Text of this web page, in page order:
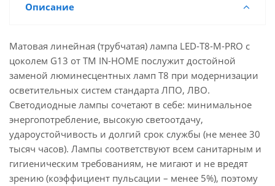
Описание
Матовая линейная (трубчатая) лампа LED-T8-М-PRO с
цоколем G13 от ТМ IN-HOME послужит достойной
заменой люминесцентных ламп Т8 при модернизации
осветительных систем стандарта ЛПО, ЛВО.
Светодиодные лампы сочетают в себе: минимальное
энергопотребление, высокую светоотдачу,
удароустойчивость и долгий срок службы (не менее 30
тысяч часов). Лампы соответствуют всем санитарным и
гигиеническим требованиям, не мигают и не вредят
зрению (коэффициент пульсации – менее 5%), поэтому